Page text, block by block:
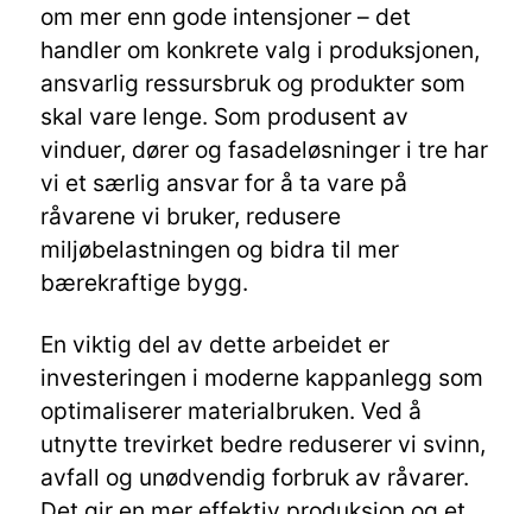
om mer enn gode intensjoner – det
handler om konkrete valg i produksjonen,
ansvarlig ressursbruk og produkter som
skal vare lenge. Som produsent av
vinduer, dører og fasadeløsninger i tre har
vi et særlig ansvar for å ta vare på
råvarene vi bruker, redusere
miljøbelastningen og bidra til mer
bærekraftige bygg.
En viktig del av dette arbeidet er
investeringen i moderne kappanlegg som
optimaliserer materialbruken. Ved å
utnytte trevirket bedre reduserer vi svinn,
avfall og unødvendig forbruk av råvarer.